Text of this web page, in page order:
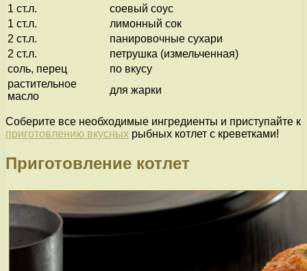
1 ст.л.
соевый соус
1 ст.л.
лимонный сок
2 ст.л.
панировочные сухари
2 ст.л.
петрушка (измельченная)
соль, перец
по вкусу
растительное
масло
для жарки
Соберите все необходимые ингредиенты и приступайте к
приготовлению вкусных рыбных котлет с креветками!
Приготовление котлет